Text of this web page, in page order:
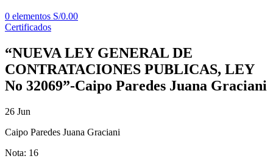
0 elementos S/0.00
Certificados
“NUEVA LEY GENERAL DE
CONTRATACIONES PUBLICAS, LEY
No 32069”-Caipo Paredes Juana Graciani
26 Jun
Caipo Paredes Juana Graciani
Nota: 16